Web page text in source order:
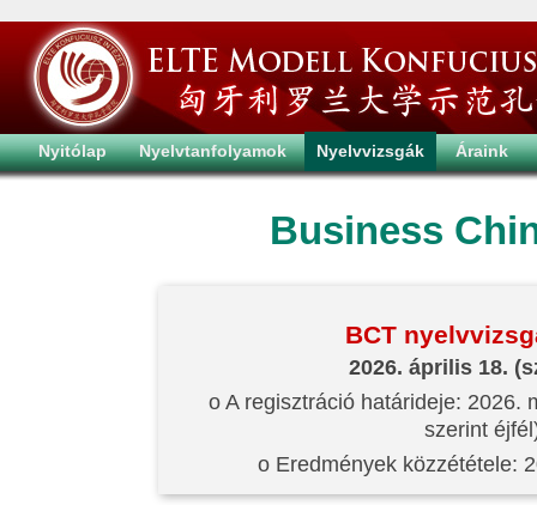
Nyitólap Nyelvtanfolyamok Nyelvvizsgák Áraink
Business
BCT
2026. április 18.
o A regisztráció határideje: 2026.
szerint
o Eredmények közzététele: